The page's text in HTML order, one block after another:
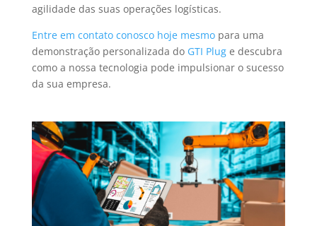
agilidade das suas operações logísticas.
Entre em contato conosco hoje mesmopara uma
demonstração personalizada do GTI Pluge descubra
como a nossa tecnologia pode impulsionar o sucesso
da sua empresa.